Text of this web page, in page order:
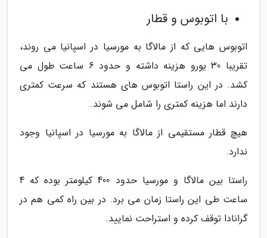
با اتوبوس و قطار
اتوبوس هایی که از مالاگا به مورسیا در اسپانیا می روند،
تقریبا 30 یورو هزینه داشته و حدود 6 ساعت طول می
کشد. در این راستا اتوبوس های هستند که سرعت کمتری
دارند اما هزینه کمتری را شامل می شوند.
هیچ قطار مستقیمی از مالاگا به مورسیا در اسپانیا وجود
ندارد.
راستا بین مالاگا و مورسیا حدود 400 کیلومتر بوده که 4
ساعت طی این راستا زمان می برد. در بین راه کمی هم در
گرانادا توقف کرده و استراحت نمایید.